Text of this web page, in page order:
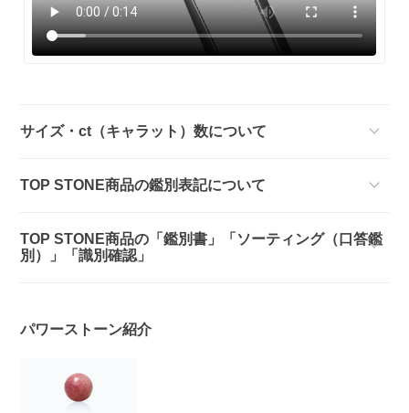
サイズ・ct（キャラット）数について
TOP STONE商品の鑑別表記について
TOP STONE商品の「鑑別書」「ソーティング（口答鑑
別）」「識別確認」
パワーストーン紹介